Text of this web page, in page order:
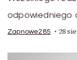
odpowiedniego
Zapnowe285 28